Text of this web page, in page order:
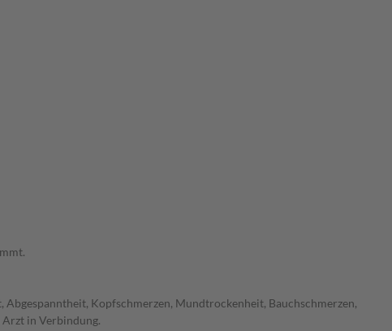
Kopfschmerzen, Mundtrockenheit, Bauchschmerzen,
in Verbindung.